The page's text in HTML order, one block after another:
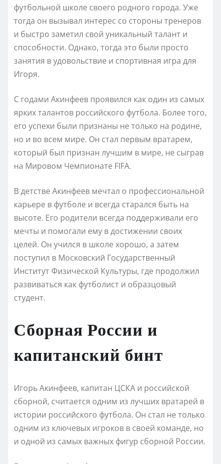
футбольной школе своего родного города. Уже
тогда он вызывал интерес со стороны тренеров
и быстро заметил свой уникальный талант и
способности. Однако, тогда это были просто
занятия в удовольствие и спортивная игра для
Игоря.
С годами Акинфеев проявился как один из самых
ярких талантов российского футбола. Более того,
его успехи были признаны не только на родине,
но и во всем мире. Он стал первым вратарем,
который был признан лучшим в мире, не сыграв
на Мировом Чемпионате FIFA.
В детстве Акинфеев мечтал о профессиональной
карьере в футболе и всегда старался быть на
высоте. Его родители всегда поддерживали его
мечты и помогали ему в достижении своих
целей. Он учился в школе хорошо, а затем
поступил в Московский Государственный
Институт Физической Культуры, где продолжил
развиваться как футболист и образцовый
студент.
Сборная России и
капитанский бинт
Игорь Акинфеев, капитан ЦСКА и российской
сборной, считается одним из лучших вратарей в
истории российского футбола. Он стал не только
одним из ключевых игроков в своей команде, но
и одной из самых важных фигур сборной России.